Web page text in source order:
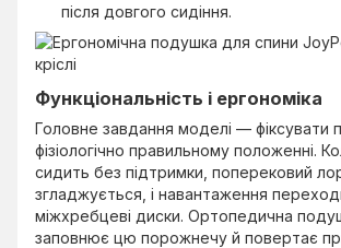
після довгого сидіння.
Функціональність і ергономіка
Головне завдання моделі — фіксувати
фізіологічно правильному положенні.
сидить без підтримки, поперековий
згладжується, і навантаження
міжхребцеві диски. Ортопедична
заповнює цю порожнечу й повертає